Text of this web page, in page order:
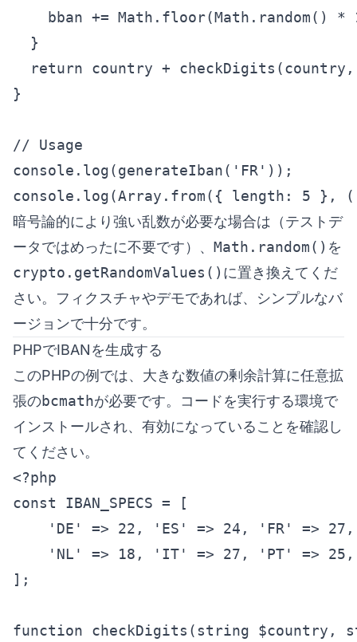
bban += Math.floor(Math.random() *
  }
return country +
}
// Usage
console.log(generateIban('FR'));
console.log(Array.from({ length: 5 },
暗号論的により強い乱数が必要な場合は（テストデ
ータではめったに不要です）、 Math.random() を
crypto.getRandomValues() に置き換えてくだ
さい。フィクスチャやデモであれば、シンプルなバ
ージョンで十分です。
PHPでIBANを生成する
このPHPの例では、大きな数値の剰余計算に任意拡
張のbcmathが必要です。コードを実行する環境で
インストールされ、有効になっていることを確認し
てください。
<?php
const IBAN_SPECS = [
'DE' => 22, 'ES' => 24, 'FR' =>
'NL' => 18, 'IT' => 27, 'PT' =>
];
function checkDigits(string $country,